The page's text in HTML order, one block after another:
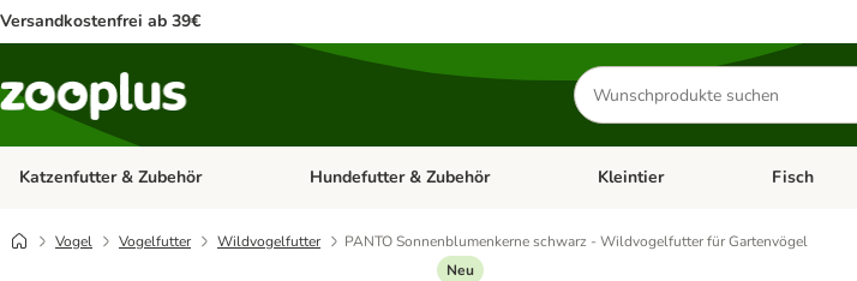
Versandkostenfrei ab 39€
Produkte
suchen
Katzenfutter & Zubehör Kategorie-Menü öffnen: Katzenfutter & Zubehör
Hundefutter & Zubehör Kategorie-Menü öffnen:
Kleintier Kategorie-
Fisch
Vogel Vogelfutter Wildvogelfutter
PANTO Sonnenblumenkerne schwarz - Wildvogelfutter für Gartenvögel
Neu